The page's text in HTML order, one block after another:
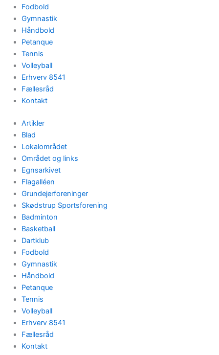
Fodbold
Gymnastik
Håndbold
Petanque
Tennis
Volleyball
Erhverv 8541
Fællesråd
Kontakt
Artikler
Blad
Lokalområdet
Området og links
Egnsarkivet
Flagalléen
Grundejerforeninger
Skødstrup Sportsforening
Badminton
Basketball
Dartklub
Fodbold
Gymnastik
Håndbold
Petanque
Tennis
Volleyball
Erhverv 8541
Fællesråd
Kontakt